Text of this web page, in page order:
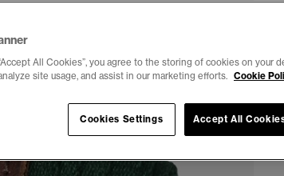
All Cookies”, you agree to the storing of cookies on your
site usage, and assist in our marketing efforts. Cookie
Accept All
Cookies Settings